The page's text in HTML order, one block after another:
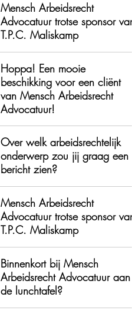
Mensch Arbeidsrecht
Advocatuur trotse sponsor van
T.P.C. Maliskamp
Hoppa! Een mooie
beschikking voor een cliënt
van Mensch Arbeidsrecht
Advocatuur!
Over welk arbeidsrechtelijk
onderwerp zou jij graag een
bericht zien?
Mensch Arbeidsrecht
Advocatuur trotse sponsor van
T.P.C. Maliskamp
Binnenkort bij Mensch
Arbeidsrecht Advocatuur aan
de lunchtafel?